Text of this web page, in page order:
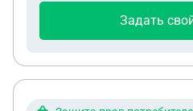
онлайн-школой (ст. 32
Школа насчитала мне
Манипуляции школы с расчетом:
Задать